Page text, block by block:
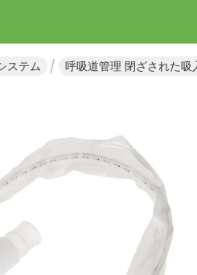
ステム 呼吸道管理 閉ざされた吸